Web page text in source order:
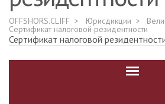
OFFSHORS.CLIFF Юрисдикции
Сертификат налоговой резидентности
Сертификат налоговой